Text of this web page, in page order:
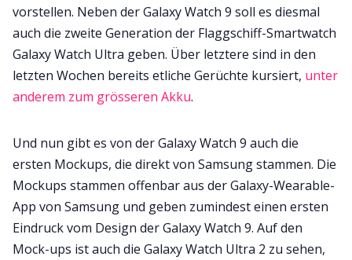
vorstellen. Neben der Galaxy Watch 9 soll es diesmal
auch die zweite Generation der Flaggschiff-Smartwatch
Galaxy Watch Ultra geben. Über letztere sind in den
letzten Wochen bereits etliche Gerüchte kursiert, unter
anderem zum grösseren Akku.
Und nun gibt es von der Galaxy Watch 9 auch die
ersten Mockups, die direkt von Samsung stammen. Die
Mockups stammen offenbar aus der Galaxy-Wearable-
App von Samsung und geben zumindest einen ersten
Eindruck vom Design der Galaxy Watch 9. Auf den
Mock-ups ist auch die Galaxy Watch Ultra 2 zu sehen,